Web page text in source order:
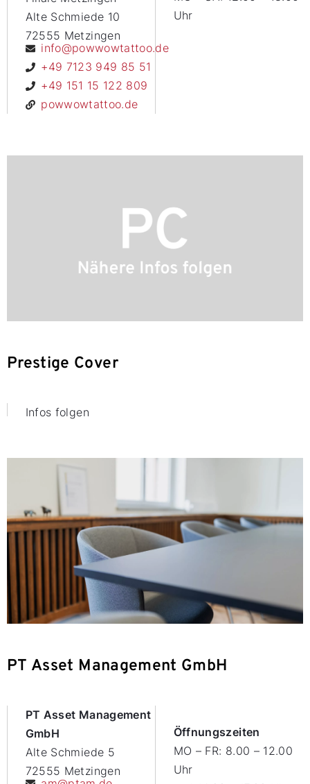
Alte Schmiede 10
72555 Metzingen
info@powwowtattoo.de
+49 7123 949 85 51
+49 151 15 122 809
powwowtattoo.de
Uhr
Prestige Cover
Infos folgen
PT Asset Management GmbH
PT Asset Management
GmbH
Alte Schmiede 5
72555 Metzingen
Öffnungszeiten
MO – FR: 8.00 – 12.00
Uhr